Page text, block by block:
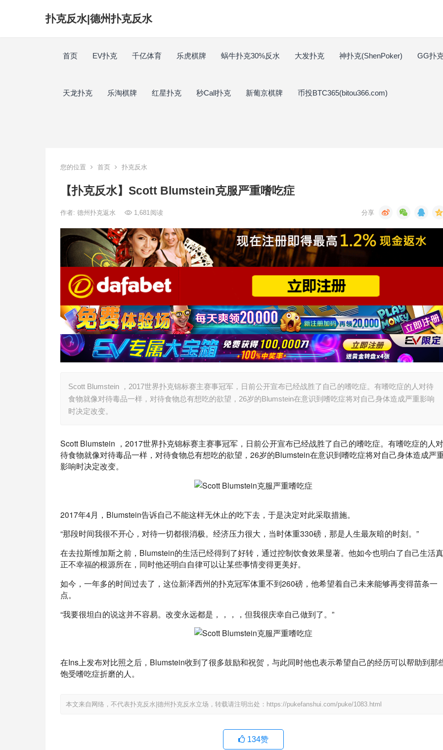
扑克反水|德州扑克反水
首页 EV扑克 千亿体育 乐虎棋牌 蜗牛扑克30%反水 大发扑克 神扑克(ShenPoker) GG扑
天龙扑克 乐淘棋牌 红星扑克 秒Call扑克 新葡京棋牌 币投BTC365(bitou366.com)
您的位置 首页 扑克反水
【扑克反水】Scott Blumstein克服严重嗜吃症
作者: 德州扑克返水 1,681阅读
Scott Blumstein ，2017世界扑克锦标赛主赛事冠军，日前公开宣布已经战胜了自己的嗜吃症。有嗜吃症的人对待
食物就像对待毒品一样，对待食物总有想吃的欲望，26岁的Blumstein在意识到嗜吃症将对自己身体造成严重影响
时决定改变。
Scott Blumstein ，2017世界扑克锦标赛主赛事冠军，日前公开宣布已经战胜了自己的嗜吃症。有嗜吃症的人对
待食物就像对待毒品一样，对待食物总有想吃的欲望，26岁的Blumstein在意识到嗜吃症将对自己身体造成严
影响时决定改变。
2017年4月，Blumstein告诉自己不能这样无休止的吃下去，于是决定对此采取措施。
“那段时间我很不开心，对待一切都很消极。经济压力很大，当时体重330磅，那是人生最灰暗的时刻。”
在去拉斯维加斯之前，Blumstein的生活已经得到了好转，通过控制饮食效果显著。他如今也明白了自己生活真
正不幸福的根源所在，同时他还明白自律可以让某些事情变得更美好。
如今，一年多的时间过去了，这位新泽西州的扑克冠军体重不到260磅，他希望着自己未来能够再变得苗条一
点。
“我要很坦白的说这并不容易。改变永远都是，，，，但我很庆幸自己做到了。”
在Ins上发布对比照之后，Blumstein收到了很多鼓励和祝贺，与此同时他也表示希望自己的经历可以帮助到那
饱受嗜吃症折磨的人。
本文来自网络，不代表扑克反水|德州扑克反水立场，转载请注明出处：https://pukefanshui.com/puke/1083.html
134赞